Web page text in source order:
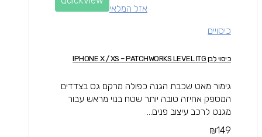
אזל המלאי
כיסויים
כיסוי לבן IPHONE X / XS – PATCHWORKS LEVEL ITG
גימור מאט שכבת הגנה כפולה מרקם גס בצדדים
המספק אחיזה טובה יותר שטח בנוי מראש עבור
מגנט לרכב עיצוב פנים...
₪149